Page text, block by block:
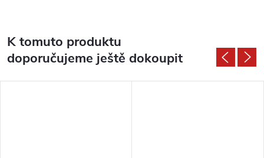
K tomuto produktu
doporučujeme ještě dokoupit